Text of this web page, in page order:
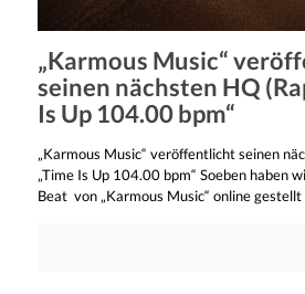
„Karmous Music“
seinen nächsten HQ
Is Up 104.00 bpm“
„Karmous Music“ veröffentlicht seinen
„Time Is Up 104.00 bpm“ Soeben haben
Beat von „Karmous Music“ online gestellt